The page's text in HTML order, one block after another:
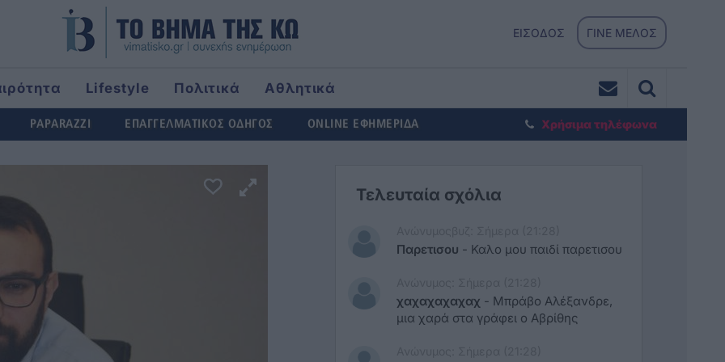
ΕΙΣΟΔΟΣ ΓΙΝΕ ΜΕΛΟΣ
Lifestyle Πολιτικά
Αθλητικά
PAPARAZZI ΕΠΑΓΓΕΛΜΑΤΙΚΟΣ ΟΔΗΓΟΣ ONLINE ΕΦΗΜΕΡΙΔΑ Χρήσιμα τηλέφωνα
Τελευταία σχόλια
Παρετισου - Καλο μου παιδί παρετισου
χαχαχαχαχαχ - Μπράβο Αλέξανδρε,
μια χαρά στα γράφει ο Αβρίθης